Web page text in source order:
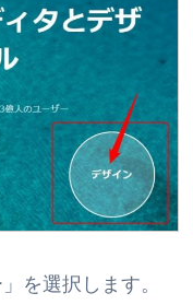
を選択します。